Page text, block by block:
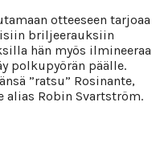
otteeseen tarjoaa
briljeerauksiin
hän myös ilmineeraa
polkupyörän päälle.
”ratsu” Rosinante,
alias Robin Svartström.